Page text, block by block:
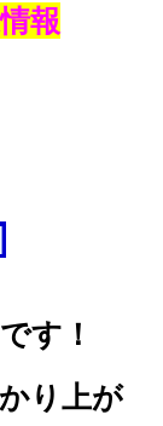
報
す！
り上が